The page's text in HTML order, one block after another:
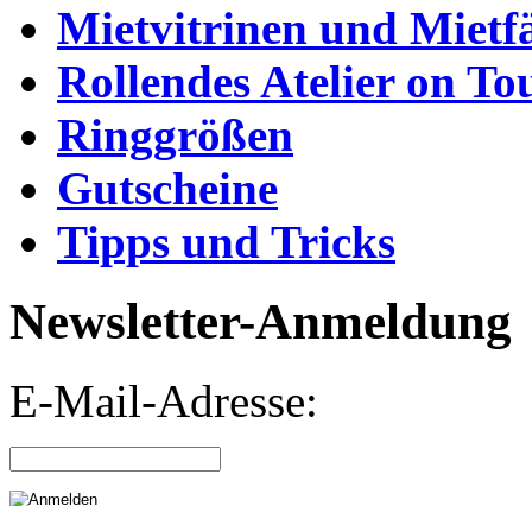
Mietvitrinen und
Rollendes Atelier on
Ringgrößen
Gutscheine
Tipps und Tricks
Newsletter-Anmeldung
E-Mail-Adresse: